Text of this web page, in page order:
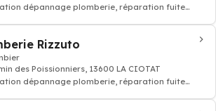
dépannage plomberie, réparation fuite
Rizzuto
des Poissionniers, 13600 LA CIOTAT
dépannage plomberie, réparation fuite